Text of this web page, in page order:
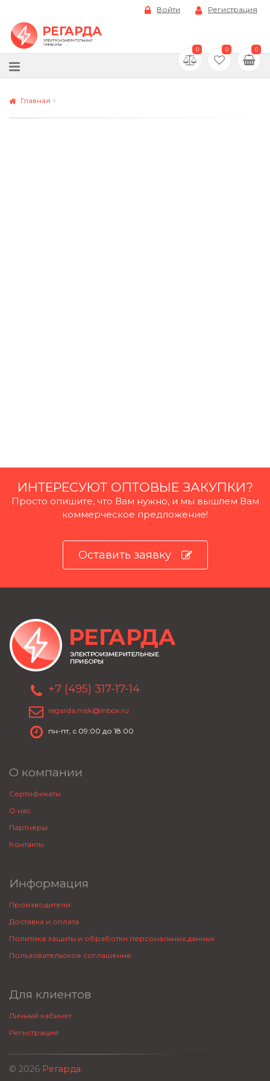
Войти Регистрация
0 0 0
Главная
ИНТЕРЕСУЮТ ОПТОВЫЕ ЗАКУПКИ?
Просто опишите, что Вам нужно, и мы вышлем Вам
коммерческое предложение!
Оставить заявку
+7 (495) 317-17-14
regarda.msk@inbox.ru
пн-пт, с 09:00 до 18:00
О компании
Сертификаты
О нас
Партнеры
Контакты
Информация
Производители
Доставка и оплата
Политика защиты и обработки персональных данных
Пользовательское соглашение
Для клиентов
Личный кабинет
Регистрация
© 2026 Регарда.